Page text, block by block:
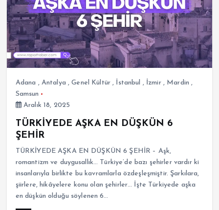
Adana , Antalya ,Genel Kültür, İstanbul , İzmir, Mardin ,
Samsun
Aralık 18, 2025
TÜRKİYEDE AŞKA EN DÜŞKÜN 6
ŞEHİR
TÜRKİYEDE AŞKA EN DÜŞKÜN 6 ŞEHİR – Aşk,
romantizm ve duygusallık… Türkiye’de bazı şehirler vardır ki
insanlarıyla birlikte bu kavramlarla özdeşleşmiştir. Şarkılara,
şiirlere, hikâyelere konu olan şehirler… İşte Türkiyede aşka
en düşkün olduğu söylenen 6…